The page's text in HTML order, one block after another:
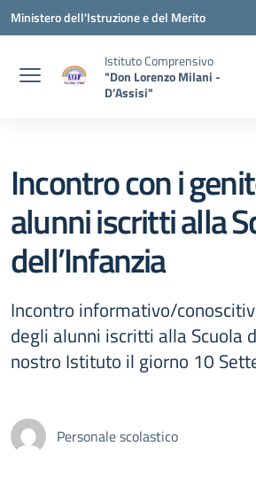
Vai ai contenuti
Vai al menu di navigazione
Vai al footer
Ministero dell'Istruzione e del Merito
Istituto Comprensivo
"Don Lorenzo Milani -
D’Assisi"
Incontro con i
alunni iscritti alla
dell’Infanzia
Incontro informativo/
degli alunni iscritti alla Scuola
nostro Istituto il giorno 10
Personale scolastico